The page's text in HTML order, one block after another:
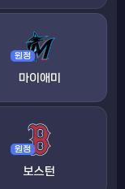
원정
마이애미
원정
보스턴